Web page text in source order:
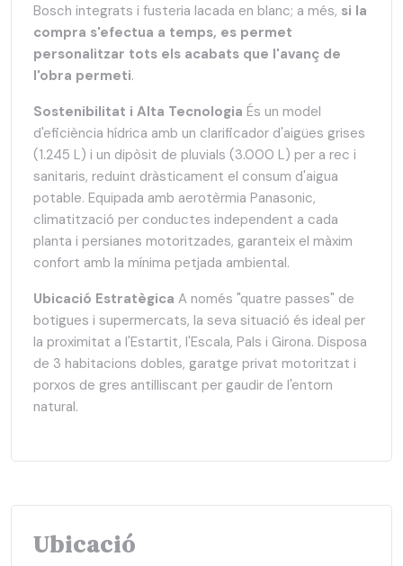
Bosch integrats i fusteria lacada en blanc; a més, si la
compra s'efectua a temps, es permet
personalitzar tots els acabats que l'avanç de
l'obra permeti.
Sostenibilitat i Alta Tecnologia És un model
d'eficiència hídrica amb un clarificador d'aigües grises
(1.245 L) i un dipòsit de pluvials (3.000 L) per a rec i
sanitaris, reduint dràsticament el consum d'aigua
potable. Equipada amb aerotèrmia Panasonic,
climatització per conductes independent a cada
planta i persianes motoritzades, garanteix el màxim
confort amb la mínima petjada ambiental.
Ubicació Estratègica A només "quatre passes" de
botigues i supermercats, la seva situació és ideal per
la proximitat a l'Estartit, l'Escala, Pals i Girona. Disposa
de 3 habitacions dobles, garatge privat motoritzat i
porxos de gres antilliscant per gaudir de l'entorn
natural.
Ubicació